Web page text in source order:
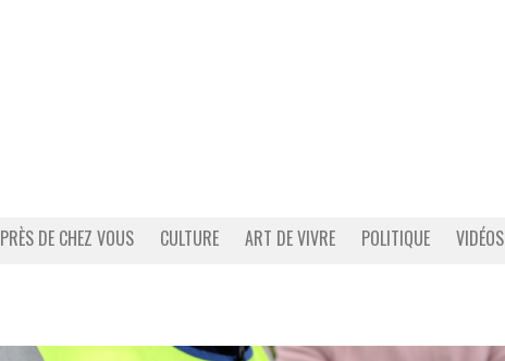
PRÈS DE CHEZ VOUS CULTURE ART DE VIVRE POLITIQUE VIDÉOS